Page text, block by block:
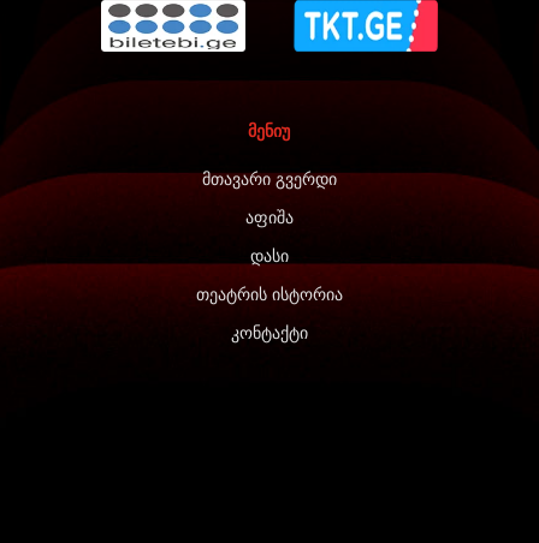
მენიუ
მთავარი გვერდი
აფიშა
დასი
თეატრის ისტორია
კონტაქტი